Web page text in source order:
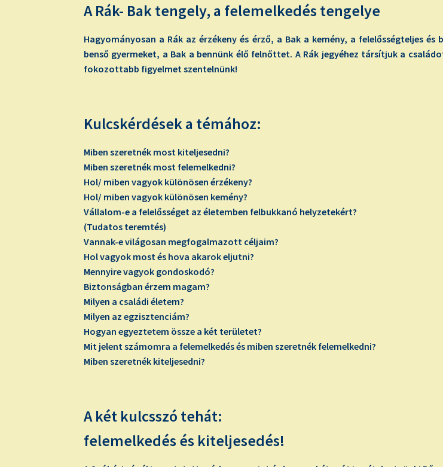
A Rák- Bak tengely, a felemelkedés tengelye
Hagyományosan a Rák az érzékeny és érző, a Bak a kemény, a felelősségteljes
benső gyermeket, a Bak a bennünk élő felnőttet. A Rák jegyéhez társítjuk a
fokozottabb figyelmet szentelnünk!
Kulcskérdések a témához:
Miben szeretnék most kiteljesedni?
Miben szeretnék most felemelkedni?
Hol/ miben vagyok különösen érzékeny?
Hol/ miben vagyok különösen kemény?
Vállalom-e a felelősséget az életemben felbukkanó helyzetekért?
(Tudatos teremtés)
Vannak-e világosan megfogalmazott céljaim?
Hol vagyok most és hova akarok eljutni?
Mennyire vagyok gondoskodó?
Biztonságban érzem magam?
Milyen a családi életem?
Milyen az egzisztenciám?
Hogyan egyeztetem össze a két területet?
Mit jelent számomra a felemelkedés és miben szeretnék felemelkedni?
Miben szeretnék kiteljesedni?
A két kulcsszó tehát:
felemelkedés és kiteljesedés!